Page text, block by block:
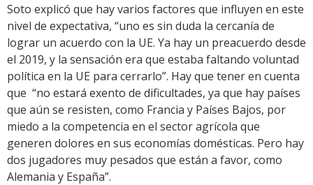
Soto explicó que hay varios factores que influyen en este
nivel de expectativa, “uno es sin duda la cercanía de
lograr un acuerdo con la UE. Ya hay un preacuerdo desde
el 2019, y la sensación era que estaba faltando voluntad
política en la UE para cerrarlo”. Hay que tener en cuenta
que “no estará exento de dificultades, ya que hay países
que aún se resisten, como Francia y Países Bajos, por
miedo a la competencia en el sector agrícola que
generen dolores en sus economías domésticas. Pero hay
dos jugadores muy pesados que están a favor, como
Alemania y España”.